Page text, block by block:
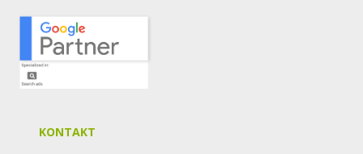
KONTAKT